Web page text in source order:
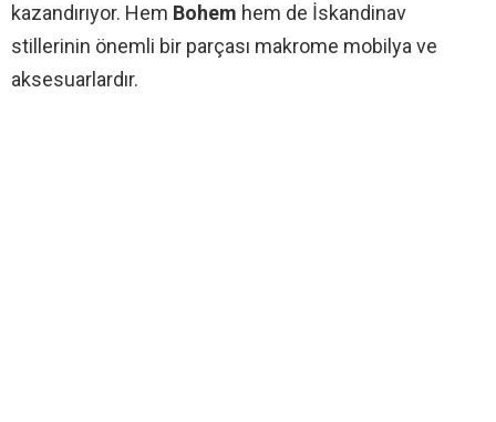
kazandırıyor. Hem Bohem hem de İskandinav
stillerinin önemli bir parçası makrome mobilya ve
aksesuarlardır.